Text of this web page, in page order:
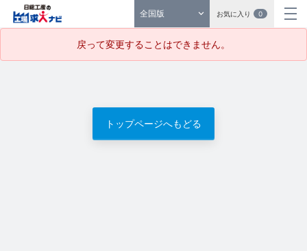
全国版 お気に入り 0
戻って変更することはできません。
トップページへもどる